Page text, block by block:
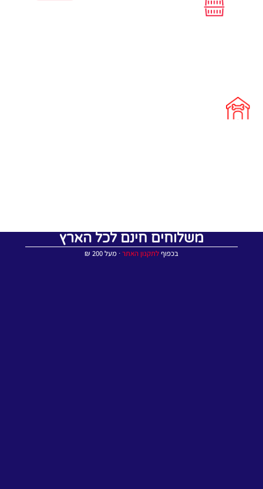
משלוחים חינם לכל הארץ
בכפוףלתקנון האתר∙ מעל 200 ₪